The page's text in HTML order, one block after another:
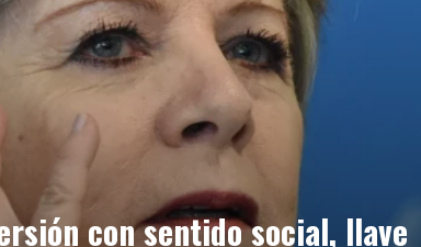
con sentido social, llave